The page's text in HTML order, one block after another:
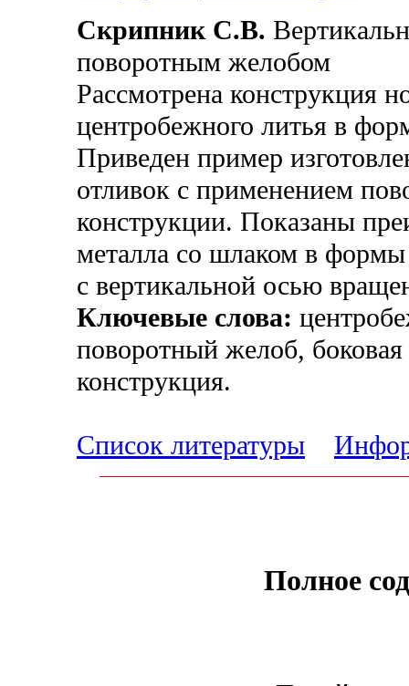
Скрипник С.В.
поворотным желобом
Рассмотрена конструкция
центробежного литья в
Приведен пример
отливок с применением
конструкции. Показаны
металла со шлаком в
с вертикальной осью
Ключевые слова:
поворотный желоб,
конструкция.
Список литературы
Полное